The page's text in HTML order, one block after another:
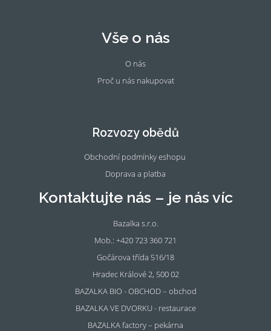
Vše o nás
O nás
Proč u nás nakupovat
k
m
Rozvozy obědů
Obchodní podmínky eshopu
Doprava a platba
Kontaktujte nás – je nás víc
Bazalka s.r.o.
Mob.: +420 723 360 721
Gočárova třída 516/18
Hradec Králové 2, 500 02
BAZALKA BIO - OBCHOD – obchod
BAZALKA VE DVORKU - restaurace
BAZALKA factory – pekárna